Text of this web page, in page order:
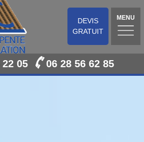
DEVIS
GRATUIT
MENU
22 05 06 28 56 62 85